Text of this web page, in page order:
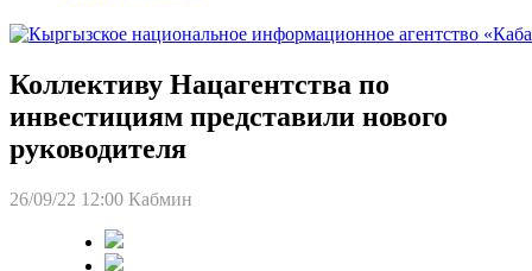
Коллективу Нацагентства по
инвестициям представили нового
руководителя
26/09/22 12:00 Кабмин